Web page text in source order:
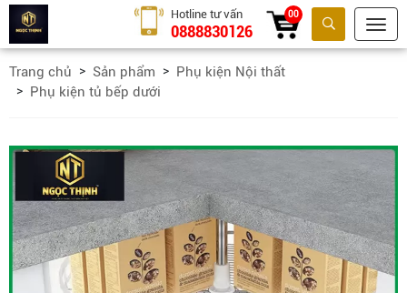
Tìm kiếm
Hotline tư vấn
0888830126
00
Trang chủ Sản phẩm
Phụ kiện Nội thất
Phụ kiện tủ bếp dưới